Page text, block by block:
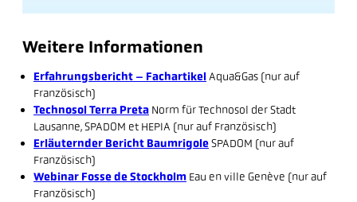
Weitere Informationen
Erfahrungsbericht – FachartikelAqua&Gas (nur auf
Französisch)
Technosol Terra Preta Norm für Technosol der Stadt
Lausanne, SPADOM et HEPIA (nur auf Französisch)
Erläuternder Bericht BaumrigoleSPADOM (nur auf
Französisch)
Webinar Fosse de Stockholm Eau en ville Genève (nur auf
Französisch)